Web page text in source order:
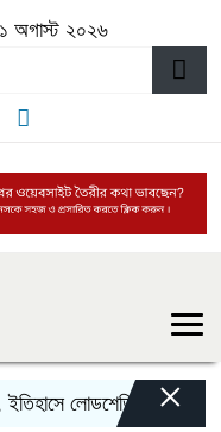
অগাস্ট ২০২৬
লোডশেডিংয়ের নতুন রেকর্ড
×